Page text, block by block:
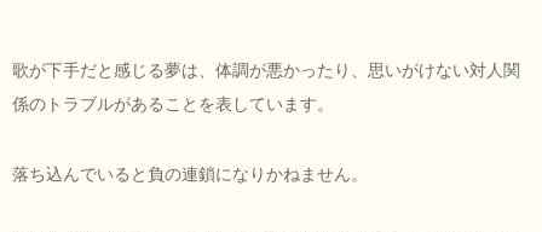
歌が下手だと感じる夢は、体調が悪かったり、思いがけない対人関
係のトラブルがあることを表しています。
落ち込んでいると負の連鎖になりかねません。